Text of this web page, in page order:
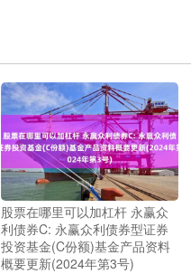
股票在哪里可以加杠杆 永赢众
利债券C: 永赢众利债券型证券
投资基金(C份额)基金产品资料
概要更新(2024年第3号)